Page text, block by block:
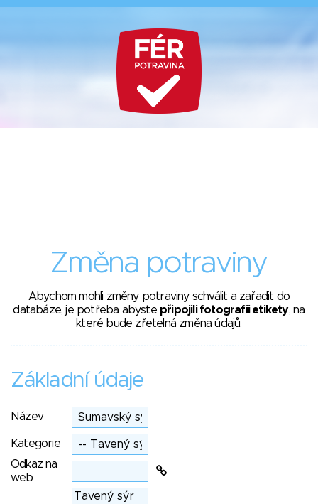
Změna potraviny
Abychom mohli změny potraviny schválit a zařadit do
databáze, je potřeba abyste připojili fotografii etikety, na
které bude zřetelná změna údajů.
Základní údaje
Název
Kategorie
Odkaz na
web